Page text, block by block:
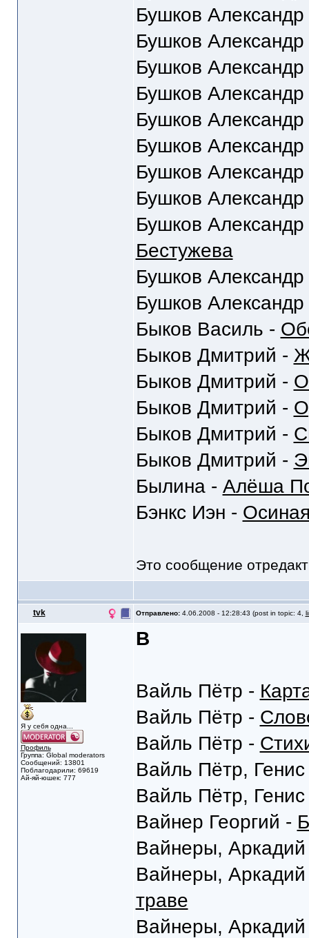
Бушков
Бушков
Бушков
Бушков
Бушков
Бушков
Бушков
Бушков
Бушков
Бестужева
Бушков
Бушков
Быков Василь -
Быков Дмитрий -
Быков Дмитрий -
Быков Дмитрий -
Быков Дмитрий -
Быков Дмитрий -
Былина - Алёша
Бэнкс Иэн -
Это сообщение
tvk Отправлено: 4.06.2008 - 12:28:43 (post in topic: 4,
Я у себя одна...
Профиль
Группа: Global moderators
Сообщений: 13801
Поблагодарили: 69619
Ай-яй-юшек: 777
В
Вайль Пётр -
Вайль Пётр -
Вайль Пётр -
Вайль Пётр,
Вайль Пётр,
Вайнер Георгий -
Вайнеры,
Вайнеры,
траве
Вайнеры,